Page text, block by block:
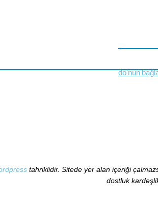
do'nun
tahriklidir. Sitede yer alan içeriği
dostluk